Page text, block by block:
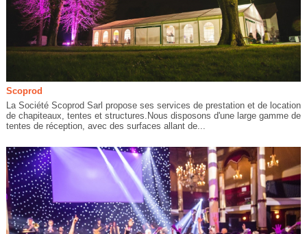
Scoprod
La Société Scoprod Sarl propose ses services de prestation et de location
de chapiteaux, tentes et structures.Nous disposons d'une large gamme de
tentes de réception, avec des surfaces allant de...